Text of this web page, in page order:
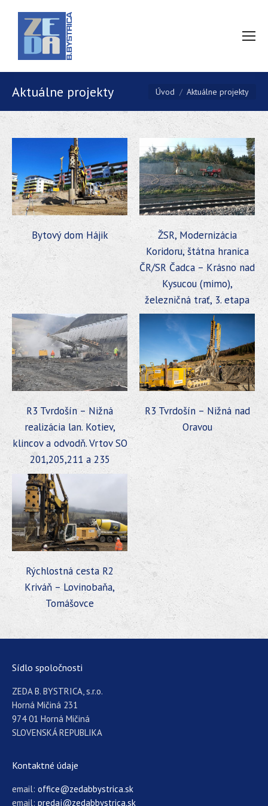
Aktuálne projekty You are here:
Úvod Aktuálne projekty
Bytový dom Hájik
ŽSR, Modernizácia
Koridoru, štátna hranica
ČR/SR Čadca – Krásno nad
Kysucou (mimo),
železničná trať, 3. etapa
R3 Tvrdošín – Nižná
realizácia lan. Kotiev,
klincov a odvodň. Vrtov SO
201,205,211 a 235
R3 Tvrdošín – Nižná nad
Oravou
Rýchlostná cesta R2
Kriváň – Lovinobaňa,
Tomášovce
Sídlo spoločnosti
ZEDA B. BYSTRICA, s.r.o.
Horná Mičiná 231
974 01 Horná Mičiná
SLOVENSKÁ REPUBLIKA
Kontaktné údaje
email: office@zedabbystrica.sk
email: predaj@zedabbystrica.sk